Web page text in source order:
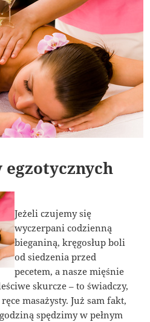
egzotycznych
Jeżeli czujemy się
wyczerpani codzienną
bieganiną, kręgosłup boli
od siedzenia przed
pecetem, a nasze mięśnie
skurcze – to świadczy,
masażysty. Już sam fakt,
spędzimy w pełnym